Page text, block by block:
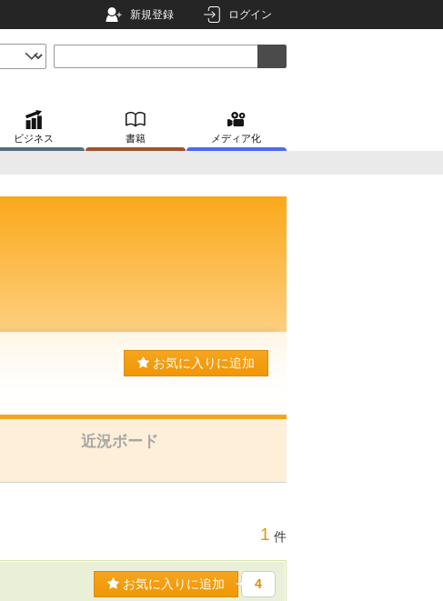
新規登録 ログイン
ビジネス 書籍 メディア化
お気に入りに追加
近況ボード
1 件
お気に入りに追加 4